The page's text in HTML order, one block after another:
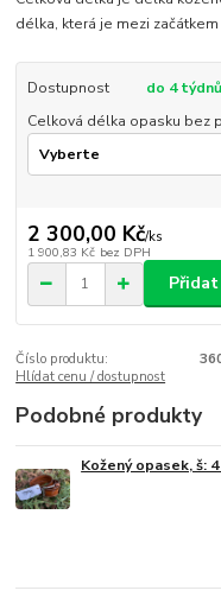
délka, která je mezi začátkem
Dostupnost
do 4
Celková délka opasku bez
2 300,00 Kč/ks
1 900,83 Kč bez DPH
Číslo produktu:
Hlídat cenu / dostupnost
Podobné produkty
Kožený opasek, š: